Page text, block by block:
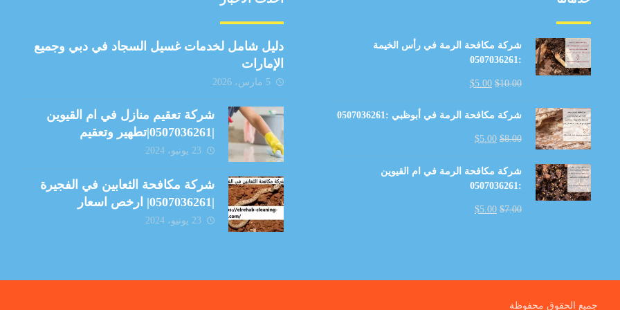
شركة مكافحة الرمة في رأس الخيمة
:0507036261
$10.00
$5.00
شركة مكافحة الرمة في أبوظبي :0507036261
$8.00
$5.00
شركة مكافحة الرمة في ام القيوين
:0507036261
$7.00
$5.00
دليل شامل لخدمات غسيل السجاد في دبي وجميع
الإمارات
5 مارس، 2026
شركة تعقيم منازل في ام القيوين
|0507036261|تطهير وتعقيم
23 يونيو، 2024
شركة مكافحة الثعابين في الفجيرة
|0507036261| ارخص اسعار
23 يونيو، 2024
جميع الحقوق محفوظة